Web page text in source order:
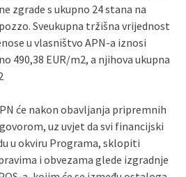
zgrade s ukupno 24 stana na
Sveukupna tržišna vrijednost
u vlasništvo APN-a iznosi
490,38 EUR/m2, a njihova ukupna
će nakon obavljanja pripremnih
uz uvjet da svi financijski
u okviru Programa, sklopiti
i obvezama glede izgradnje